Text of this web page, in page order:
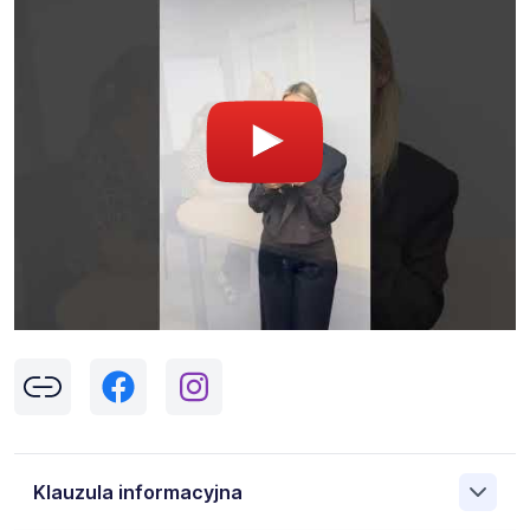
Klauzula informacyjna